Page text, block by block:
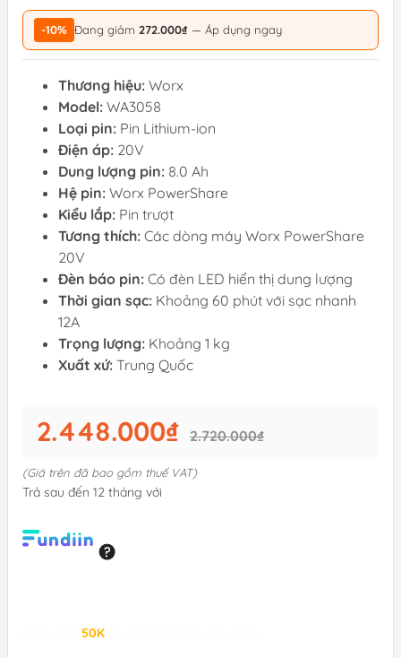
-10% Đang giảm 272.000₫ — Áp dụng ngay
Thương hiệu: Worx
Model: WA3058
Loại pin: Pin Lithium-ion
Điện áp: 20V
Dung lượng pin: 8.0 Ah
Hệ pin: Worx PowerShare
Kiểu lắp: Pin trượt
Tương thích: Các dòng máy Worx PowerShare
20V
Đèn báo pin: Có đèn LED hiển thị dung lượng
Thời gian sạc: Khoảng 60 phút với sạc nhanh
12A
Trọng lượng: Khoảng 1 kg
Xuất xứ: Trung Quốc
2.448.000₫ 2.720.000₫
(Giá trên đã bao gồm thuế VAT)
Trả sau đến 12 tháng với
50K